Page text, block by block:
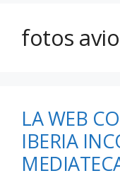
fotos
LA WEB
IBERIA